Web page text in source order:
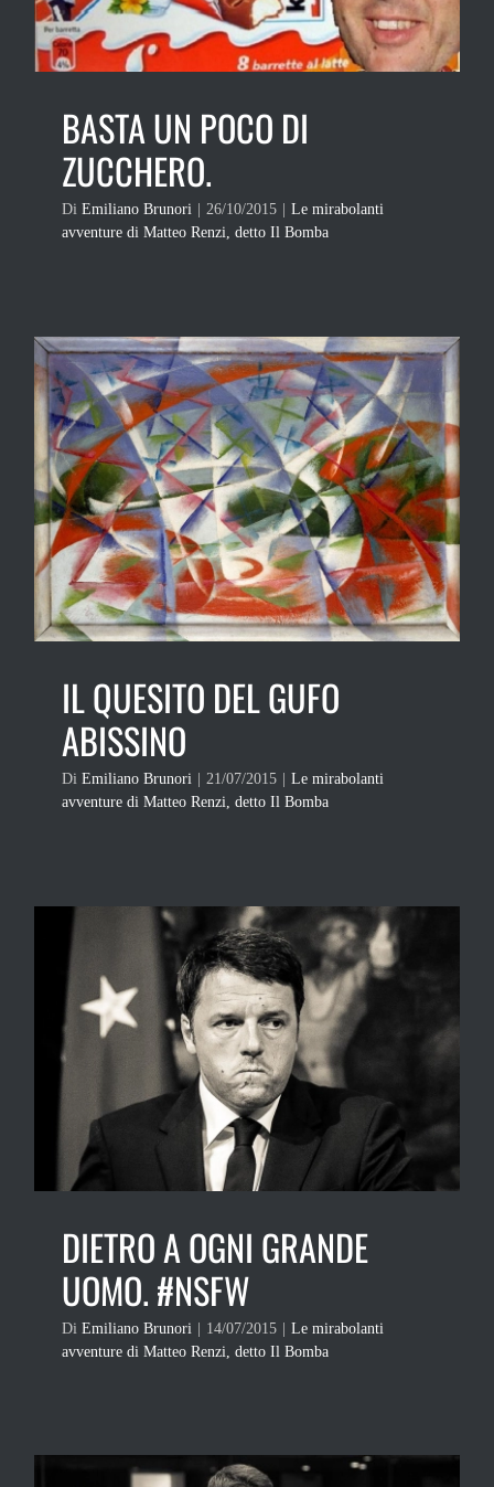
BASTA UN POCO DI
ZUCCHERO.
Di Emiliano Brunori 26/10/2015
Le mirabolanti
avventure di Matteo Renzi, detto Il Bomba
IL QUESITO DEL GUFO
ABISSINO
Di Emiliano Brunori 21/07/2015
Le mirabolanti
avventure di Matteo Renzi, detto Il Bomba
DIETRO A OGNI GRANDE
UOMO. #NSFW
Di Emiliano Brunori | 14/07/2015 | Le mirabolanti
avventure di Matteo Renzi, detto Il Bomba